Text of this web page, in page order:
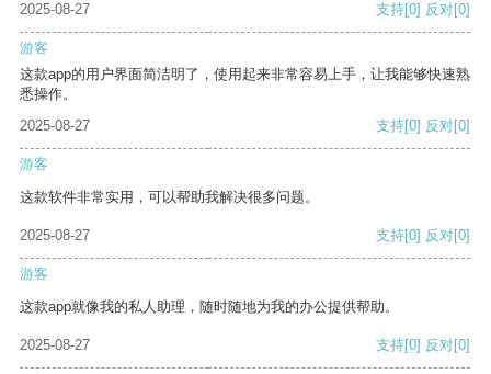
2025-08-27 支持[0] 反对[0]
游客
这款app的用户界面简洁明了，使用起来非常容易上手，让我能够快速熟
悉操作。
2025-08-27
支持[0] 反对[0]
游客
这款软件非常实用，可以帮助我解决很多问题。
2025-08-27 支持[0] 反对[0]
游客
这款app就像我的私人助理，随时随地为我的办公提供帮助。
2025-08-27 支持[0] 反对[0]